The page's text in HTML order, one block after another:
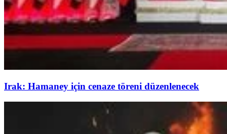
Irak: Hamaney için cenaze töreni düzenlenecek